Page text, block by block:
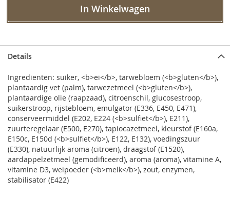
In Winkelwagen
Details
Ingredienten: suiker, <b>ei</b>, tarwebloem (<b>gluten</b>),
plantaardig vet (palm), tarwezetmeel (<b>gluten</b>),
plantaardige olie (raapzaad), citroenschil, glucosestroop,
suikerstroop, rijstebloem, emulgator (E336, E450, E471),
conserveermiddel (E202, E224 (<b>sulfiet</b>), E211),
zuurteregelaar (E500, E270), tapiocazetmeel, kleurstof (E160a,
E150c, E150d (<b>sulfiet</b>), E122, E132), voedingszuur
(E330), natuurlijk aroma (citroen), draagstof (E1520),
aardappelzetmeel (gemodificeerd), aroma (aroma), vitamine A,
vitamine D3, weipoeder (<b>melk</b>), zout, enzymen,
stabilisator (E422)